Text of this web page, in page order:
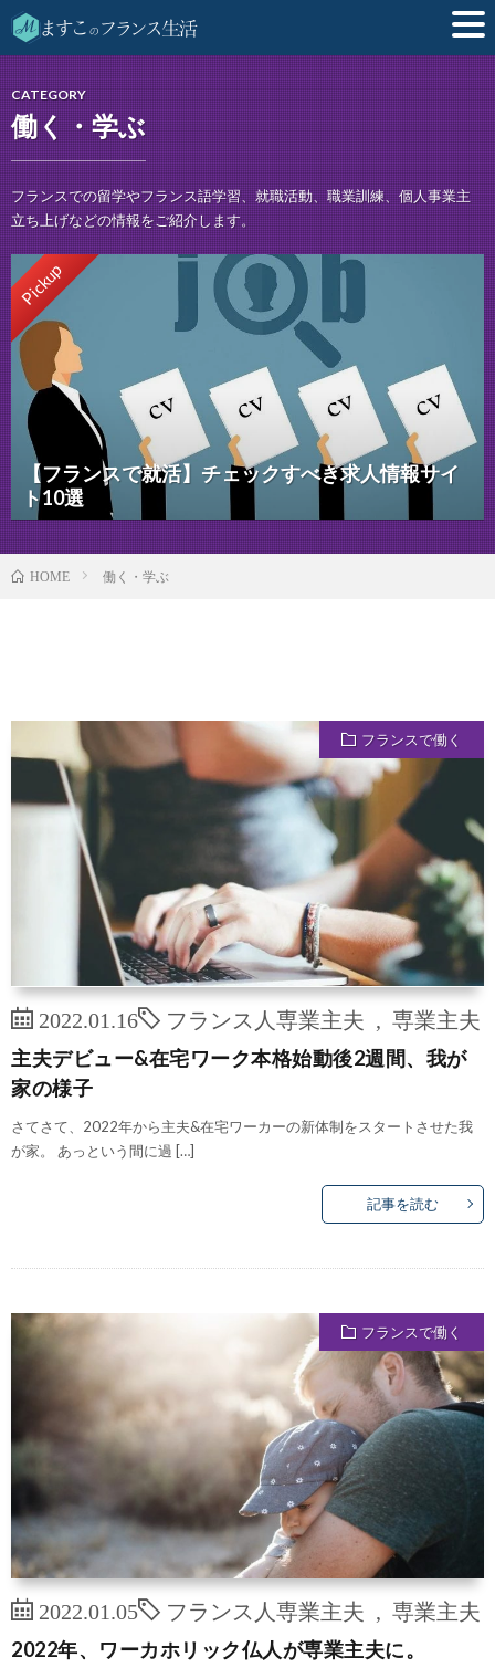
CATEGORY
働く・学ぶ
フランスでの留学やフランス語学習、就職活動、職業訓練、個人事業主
立ち上げなどの情報をご紹介します。
Pickup
【フランスで就活】チェックすべき求人情報サイ
ト10選
HOME 働く・学ぶ
フランスで働く
2022.01.16 フランス人専業主夫 専業主夫
主夫デビュー&在宅ワーク本格始動後2週間、我が
家の様子
さてさて、2022年から主夫&在宅ワーカーの新体制をスタートさせた我
が家。 あっという間に過 […]
記事を読む
フランスで働く
2022.01.05 フランス人専業主夫 専業主夫
2022年、ワーカホリック仏人が専業主夫に。